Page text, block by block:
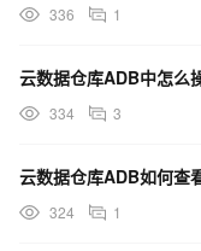
336 1
云数据仓库ADB中怎么
334 3
324 1